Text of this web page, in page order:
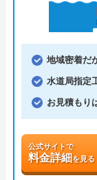
地域密着だ
水道局指定
お見積もり
公式サイトで
料金詳細を見る